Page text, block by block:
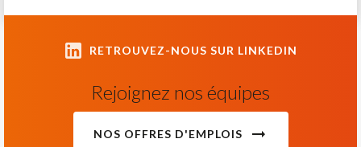
RETROUVEZ-NOUS SUR LINKEDIN
Rejoignez nos équipes
NOS OFFRES D'EMPLOIS